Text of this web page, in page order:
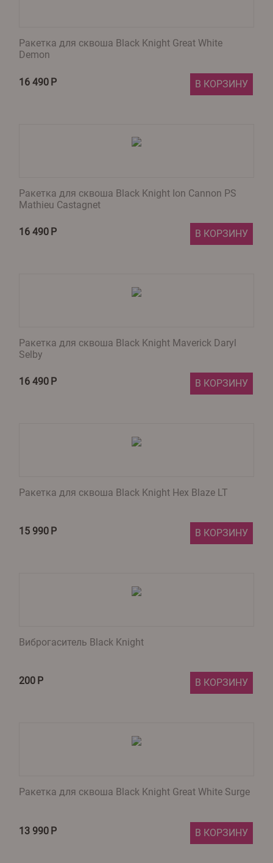
Ракетка для сквоша Black Knight Great White
Demon
16 490 Р В КОРЗИНУ
Ракетка для сквоша Black Knight Ion Cannon PS
Mathieu Castagnet
16 490 Р В КОРЗИНУ
Ракетка для сквоша Black Knight Maverick Daryl
Selby
16 490 Р В КОРЗИНУ
Ракетка для сквоша Black Knight Hex Blaze LT
15 990 Р В КОРЗИНУ
Виброгаситель Black Knight
200 Р В КОРЗИНУ
Ракетка для сквоша Black Knight Great White Surge
13 990 Р В КОРЗИНУ